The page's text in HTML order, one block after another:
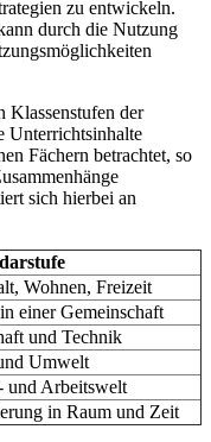
zu entwickeln.
durch die Nutzung
Klassenstufen der
Unterrichtsinhalte
Fächern betrachtet, so
sich hierbei an
Wohnen, Freizeit
einer Gemeinschaft
und Technik
Umwelt
und Arbeitswelt
in Raum und Zeit